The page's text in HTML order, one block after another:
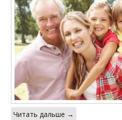
Читать дальше →